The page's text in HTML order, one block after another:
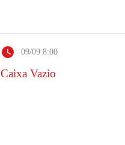
09/09 8:00
Caixa Vazio